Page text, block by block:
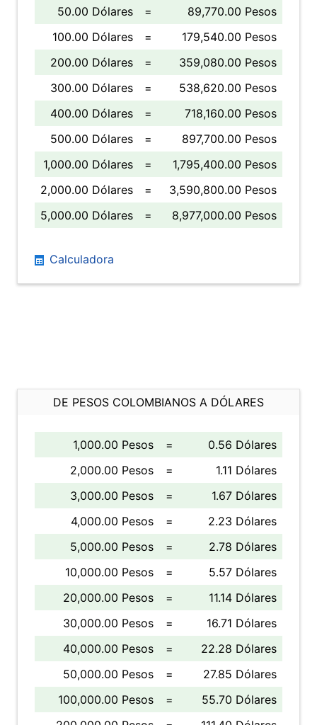
50.00 Dólares
=
89,770.00 Pesos
100.00 Dólares
=
179,540.00 Pesos
200.00 Dólares
=
359,080.00 Pesos
300.00 Dólares
=
538,620.00 Pesos
400.00 Dólares
=
718,160.00 Pesos
500.00 Dólares
=
897,700.00 Pesos
1,000.00 Dólares
=
1,795,400.00 Pesos
2,000.00 Dólares
=
3,590,800.00 Pesos
5,000.00 Dólares
= 8,977,000.00 Pesos
Calculadora
DE PESOS COLOMBIANOS A DÓLARES
1,000.00 Pesos =
0.56 Dólares
2,000.00 Pesos
=
1.11 Dólares
3,000.00 Pesos
=
1.67 Dólares
4,000.00 Pesos
=
2.23 Dólares
5,000.00 Pesos
=
2.78 Dólares
10,000.00 Pesos
=
5.57 Dólares
20,000.00 Pesos
=
11.14 Dólares
30,000.00 Pesos
=
16.71 Dólares
40,000.00 Pesos
=
22.28 Dólares
50,000.00 Pesos
=
27.85 Dólares
100,000.00 Pesos
=
55.70 Dólares